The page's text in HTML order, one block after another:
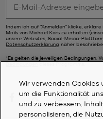
Indem ich auf "Anmelden" klicke,
Mails von Michael Kors zu erhalten
unsere Websites, Social-Media-
Datenschutzerklärung näher
*Es gelten die jeweiligen Bedingungen.
Bedingungendieses Programms.
Wir verwenden Cookies
um die Funktionalität
und zu verbessern,
personalisieren, die